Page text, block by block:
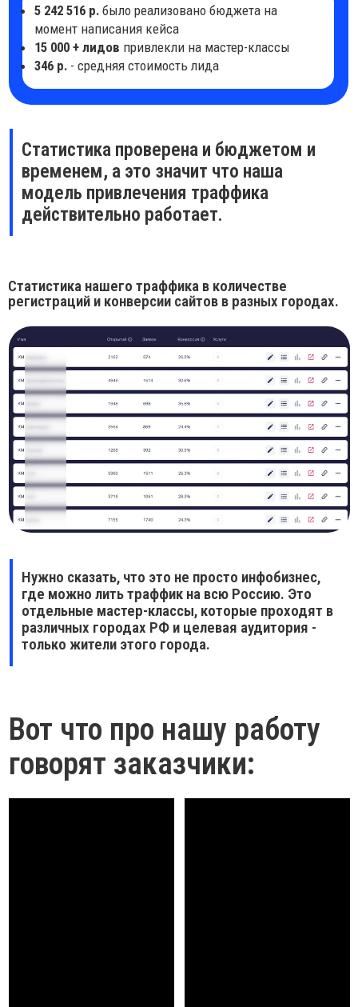
Статистика проверена и бюджетом и
временем, а это значит что наша
модель привлечения траффика
действительно работает.
Статистика нашего траффика в количестве
регистраций и конверсии сайтов в разных городах.
Нужно сказать, что это не просто инфобизнес,
где можно лить траффик на всю Россию. Это
отдельные мастер-классы, которые проходят в
различных городах РФ и целевая аудитория -
только жители этого города.
Вот что про нашу работу
говорят заказчики: